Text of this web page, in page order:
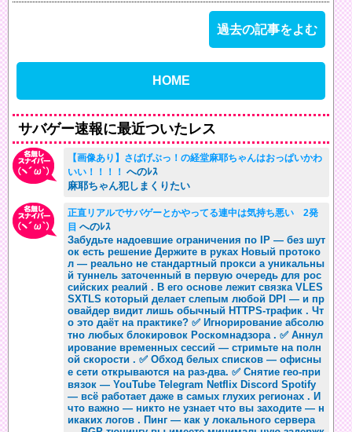
過去の記事をよむ
HOME
サバゲー速報に最近ついたレス
【画像あり】さばげぶっ！の経堂麻耶ちゃんはおっぱいかわ
いい！！！！ へのﾚｽ
麻耶ちゃん犯しまくりたい
正直リアルでサバゲーとかやってる連中は気持ち悪い 2発
目 へのﾚｽ
Забудьте надоевшие ограничения по IP — без шут
ок есть решение Держите в руках Новый протоко
л — реально не стандартный прокси а уникальны
й туннель заточенный в первую очередь для рос
сийских реалий . В его основе лежит связка VLES
SXTLS который делает слепым любой DPI — и пр
овайдер видит лишь обычный HTTPS-трафик . Чт
о это даёт на практике? ✅ Игнорирование абсолю
тно любых блокировок Роскомнадзора . ✅ Аннул
ирование временных сессий — стримьте на полн
ой скорости . ✅ Обход белых списков — офисны
е сети открываются на раз-два. ✅ Снятие гео-при
вязок — YouTube Telegram Netflix Discord Spotify
— всё работает даже в самых глухих регионах . И
что важно — никто не узнает что вы заходите — н
икаких логов . Пинг — как у локального сервера